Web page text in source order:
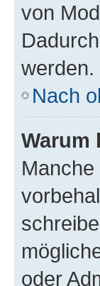
von
werden.
Nach
Warum
oder